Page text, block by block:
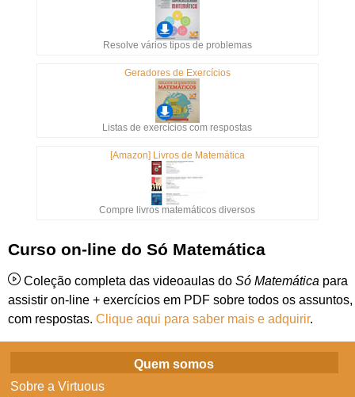
Resolve vários tipos de problemas
Geradores de Exercícios
Listas de exercícios com respostas
[Amazon] Livros de Matemática
Compre livros matemáticos diversos
Curso on-line do Só Matemática
Coleção completa das videoaulas do Só Matemática para
assistir on-line + exercícios em PDF sobre todos os assuntos,
com respostas. Clique aqui para saber mais e adquirir.
Quem somos
Sobre a Virtuous